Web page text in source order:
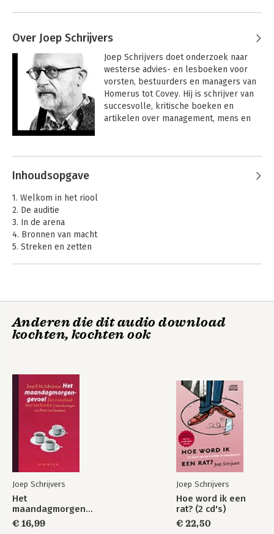
Over Joep Schrijvers
Joep Schrijvers doet onderzoek naar
westerse advies- en lesboeken voor
vorsten, bestuurders en managers van
Homerus tot Covey. Hij is schrijver van
succesvolle, kritische boeken en
artikelen over management, mens en
Andere boeken door Joep Schrijvers
rat?
kwijt?
Hoop in bange
dagen
Hoe word ik een
rat?
Inhoudsopgave
1. Welkom in het riool
2. De auditie
3. In de arena
4. Bronnen van macht
5. Streken en zetten
Register
Anderen die dit audio download
kochten, kochten ook
Joep Schrijvers
Het
maandagmorgengevoel
€ 16,99
Joep Schrijvers
Hoe word ik een
rat? (2 cd's)
€ 22,50